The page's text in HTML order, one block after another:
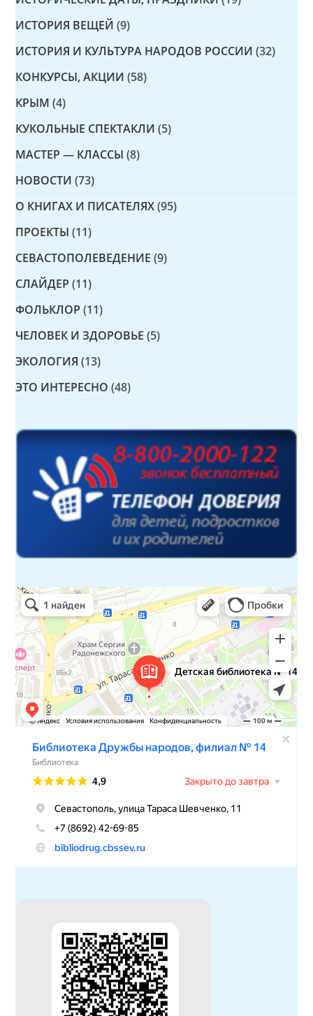
ИСТОРИЯ ВЕЩЕЙ (9)
ИСТОРИЯ И КУЛЬТУРА НАРОДОВ РОССИИ (32)
КОНКУРСЫ, АКЦИИ (58)
КРЫМ (4)
КУКОЛЬНЫЕ СПЕКТАКЛИ (5)
МАСТЕР — КЛАССЫ (8)
НОВОСТИ (73)
О КНИГАХ И ПИСАТЕЛЯХ (95)
ПРОЕКТЫ (11)
СЕВАСТОПОЛЕВЕДЕНИЕ (9)
СЛАЙДЕР (11)
ФОЛЬКЛОР (11)
ЧЕЛОВЕК И ЗДОРОВЬЕ (5)
ЭКОЛОГИЯ (13)
ЭТО ИНТЕРЕСНО (48)
Детская библиотека № 14 Дружбы народов
Библиотека в Севастополе